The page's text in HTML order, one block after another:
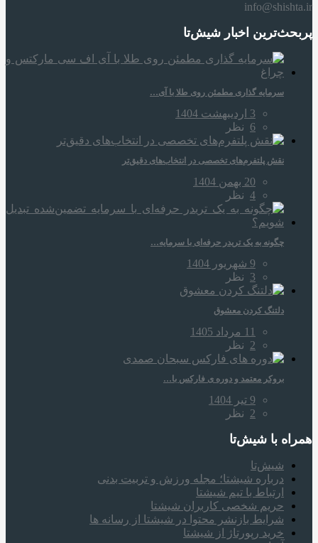
info@shishta.ir
پربحث‌ترین اخبار شیش‌تا
سرمایه‌ گذاری مطمئن روی طلا با آی…
3 اردیبهشت 1404
6 نظر
نقش پلتفرم‌های تخصصی در انتخاب‌های دقیق‌تر
20 بهمن 1404
4 نظر
چگونه به یک تریدر حرفه‌ای با سرمایه…
9 شهریور 1404
3 نظر
دلتنگ کردن معشوق
11 مرداد 1405
2 نظر
بروکر معتمد و دوره‌ ی فارکس با…
9 تیر 1404
2 نظر
همراه‌ با شیش‌تا
شیش‌تا
درباره شیشتا؛ مجله ورزش و تربیت بدنی
ارتباط با تیم شیشتا
حریم شخصی کاربران شیشتا
شرایط بازنشر محتوا در شیشتا از رسانه ها
خرید رپورتاژ از شیشتا